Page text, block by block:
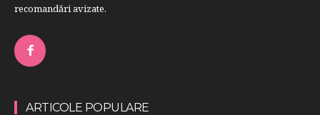
recomandări avizate.
ARTICOLE POPULARE